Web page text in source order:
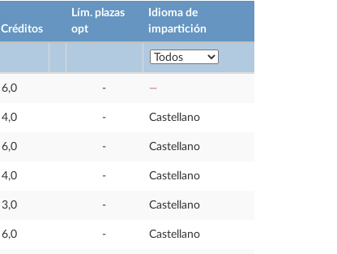
Créditos
Lím. plazas
opt
Idioma de
impartición
6,0 - —
4,0 - Castellano
6,0 - Castellano
4,0 - Castellano
3,0 - Castellano
6,0 - Castellano